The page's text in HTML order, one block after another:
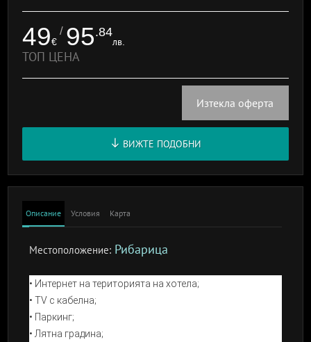
49€
/ 95.84
лв.
ТОП ЦЕНА
Изтекла оферта
ВИЖТЕ ПОДОБНИ
Описание Условия Карта
Местоположение: Рибарица
• Интернет на територията на хотела;
• TV с кабелна;
• Паркинг;
• Лятна градина;